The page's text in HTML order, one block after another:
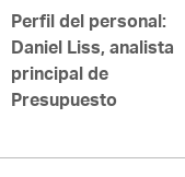
Perfil del personal:
Daniel Liss, analista
principal de
Presupuesto